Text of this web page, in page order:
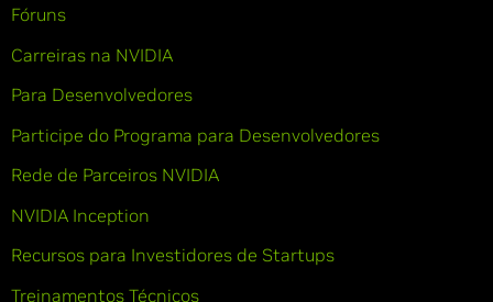
Fóruns
Carreiras na NVIDIA
Para Desenvolvedores
Participe do Programa para Desenvolvedores
Rede de Parceiros NVIDIA
NVIDIA Inception
Recursos para Investidores de Startups
Treinamentos Técnicos